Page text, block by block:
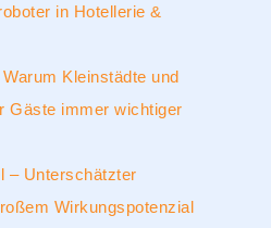
in Hotellerie &
Kleinstädte und
Gäste immer wichtiger
– Unterschätzter
Wirkungspotenzial